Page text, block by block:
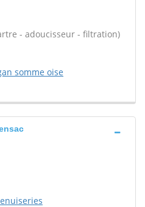
- adoucisseur - filtration)
somme oise